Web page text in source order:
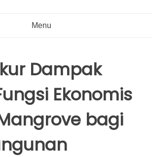
Menu
Dampak
Ekonomis
bagi